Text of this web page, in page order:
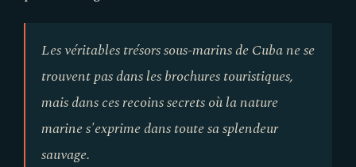
Les véritables trésors sous-marins de Cuba ne se
trouvent pas dans les brochures touristiques,
mais dans ces recoins secrets où la nature
marine s'exprime dans toute sa splendeur
sauvage.